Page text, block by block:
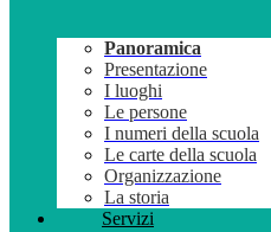
Panoramica
Presentazione
I luoghi
Le persone
I numeri della scuola
Le carte della scuola
Organizzazione
La storia
Servizi